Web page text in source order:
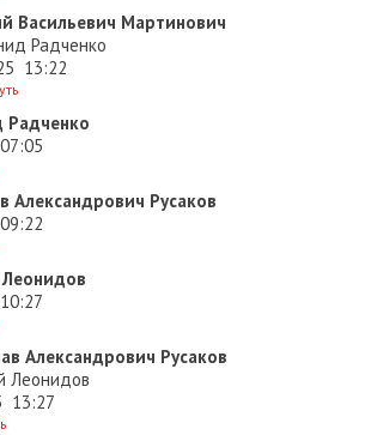
Васильевич Мартинович
Радченко
13:22
Радченко
07:05
Александрович Русаков
09:22
Леонидов
10:27
Александрович Русаков
Леонидов
13:27